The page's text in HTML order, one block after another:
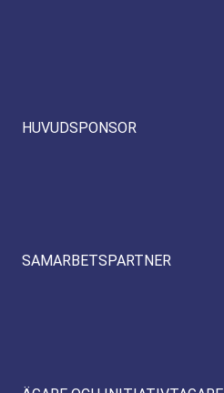
HUVUDSPONSOR
SAMARBETSPARTNER